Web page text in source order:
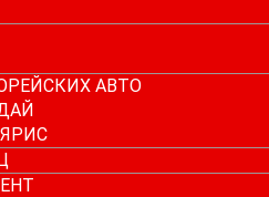
АВТО